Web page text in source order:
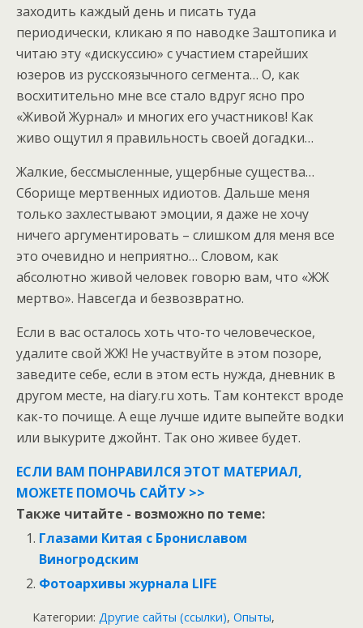
заходить каждый день и писать туда
периодически, кликаю я по наводке Заштопика и
читаю эту «дискуссию» с участием старейших
юзеров из русскоязычного сегмента… О, как
восхитительно мне все стало вдруг ясно про
«Живой Журнал» и многих его участников! Как
живо ощутил я правильность своей догадки…
Жалкие, бессмысленные, ущербные существа…
Сборище мертвенных идиотов. Дальше меня
только захлестывают эмоции, я даже не хочу
ничего аргументировать – слишком для меня все
это очевидно и неприятно… Словом, как
абсолютно живой человек говорю вам, что «ЖЖ
мертво». Навсегда и безвозвратно.
Если в вас осталось хоть что-то человеческое,
удалите свой ЖЖ! Не участвуйте в этом позоре,
заведите себе, если в этом есть нужда, дневник в
другом месте, на diary.ru хоть. Там контекст вроде
как-то почище. А еще лучше идите выпейте водки
или выкурите джойнт. Так оно живее будет.
ЕСЛИ ВАМ ПОНРАВИЛСЯ ЭТОТ МАТЕРИАЛ,
МОЖЕТЕ ПОМОЧЬ САЙТУ >>
Также читайте - возможно по теме:
Глазами Китая с Брониславом
Виногродским
Фотоархивы журнала LIFE
Категории: Другие сайты (ссылки), Опыты,